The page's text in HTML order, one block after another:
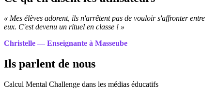
« Mes élèves adorent, ils n'arrêtent pas de vouloir s'affronter entre
eux. C'est devenu un rituel en classe ! »
Christelle — Enseignante à Masseube
Ils parlent de nous
Calcul Mental Challenge dans les médias éducatifs